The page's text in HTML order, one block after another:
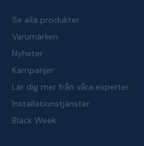
Se alla produkter
Varumärken
Nyheter
Kampanjer
Lär dig mer från våra experter
Installationstjänster
Black Week